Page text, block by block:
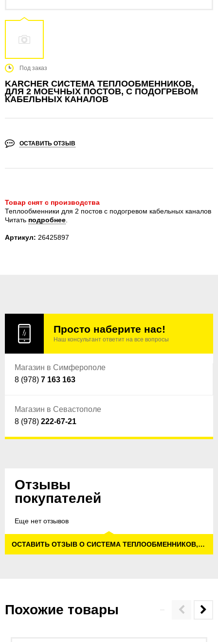
Под заказ
KARCHER СИСТЕМА ТЕПЛООБМЕННИКОВ,
ДЛЯ 2 МОЕЧНЫХ ПОСТОВ, С ПОДОГРЕВОМ
КАБЕЛЬНЫХ КАНАЛОВ
ОСТАВИТЬ ОТЗЫВ
Товар снят с производства
Теплообменники для 2 постов с подогревом кабельных каналов
Читать подробнее
Артикул: 26425897
Просто наберите нас!
Наш консультант ответит на все вопросы
Магазин в Симферополе
8 (978) 7 163 163
Магазин в Севастополе
8 (978) 222-67-21
Отзывы
покупателей
Еще нет отзывов
ОСТАВИТЬ ОТЗЫВ О СИСТЕМА ТЕПЛООБМЕННИКОВ, ДЛЯ 2 МОЕЧНЫХ ПОСТОВ, С ПОДОГРЕВОМ КАБЕЛЬНЫХ КАНАЛОВ
Похожие товары